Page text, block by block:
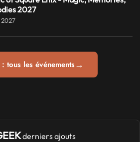
2027
tous les événements→
derniers ajouts